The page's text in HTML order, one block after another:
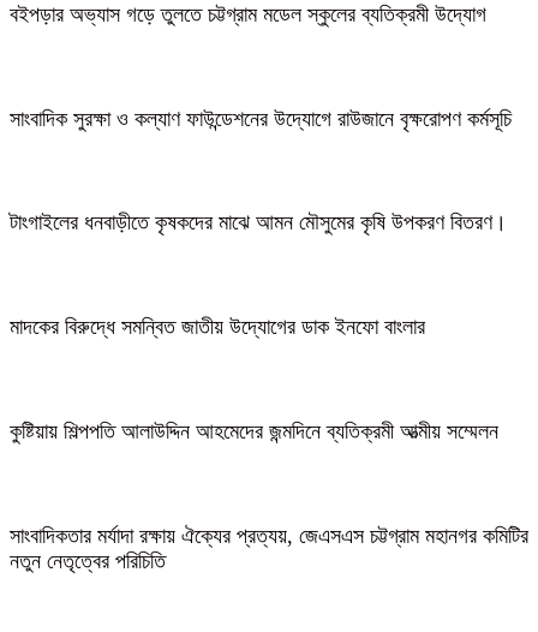
বইপড়ার অভ্যাস গড়ে তুলতে চট্টগ্রাম মডেল স্কুলের ব্যতিক্রমী উদ্যোগ
সাংবাদিক সুরক্ষা ও কল্যাণ ফাউন্ডেশনের উদ্যোগে রাউজানে বৃক্ষরোপণ কর্মসূচি
টাংগাইলের ধনবাড়ীতে কৃষকদের মাঝে আমন মৌসুমের কৃষি উপকরণ বিতরণ।
মাদকের বিরুদ্ধে সমন্বিত জাতীয় উদ্যোগের ডাক ইনফো বাংলার
কুষ্টিয়ায় শিল্পপতি আলাউদ্দিন আহমেদের জন্মদিনে ব্যতিক্রমী আত্মীয় সম্মেলন
সাংবাদিকতার মর্যাদা রক্ষায় ঐক্যের প্রত্যয়, জেএসএস চট্টগ্রাম মহানগর কমিটির
নতুন নেতৃত্বের পরিচিতি